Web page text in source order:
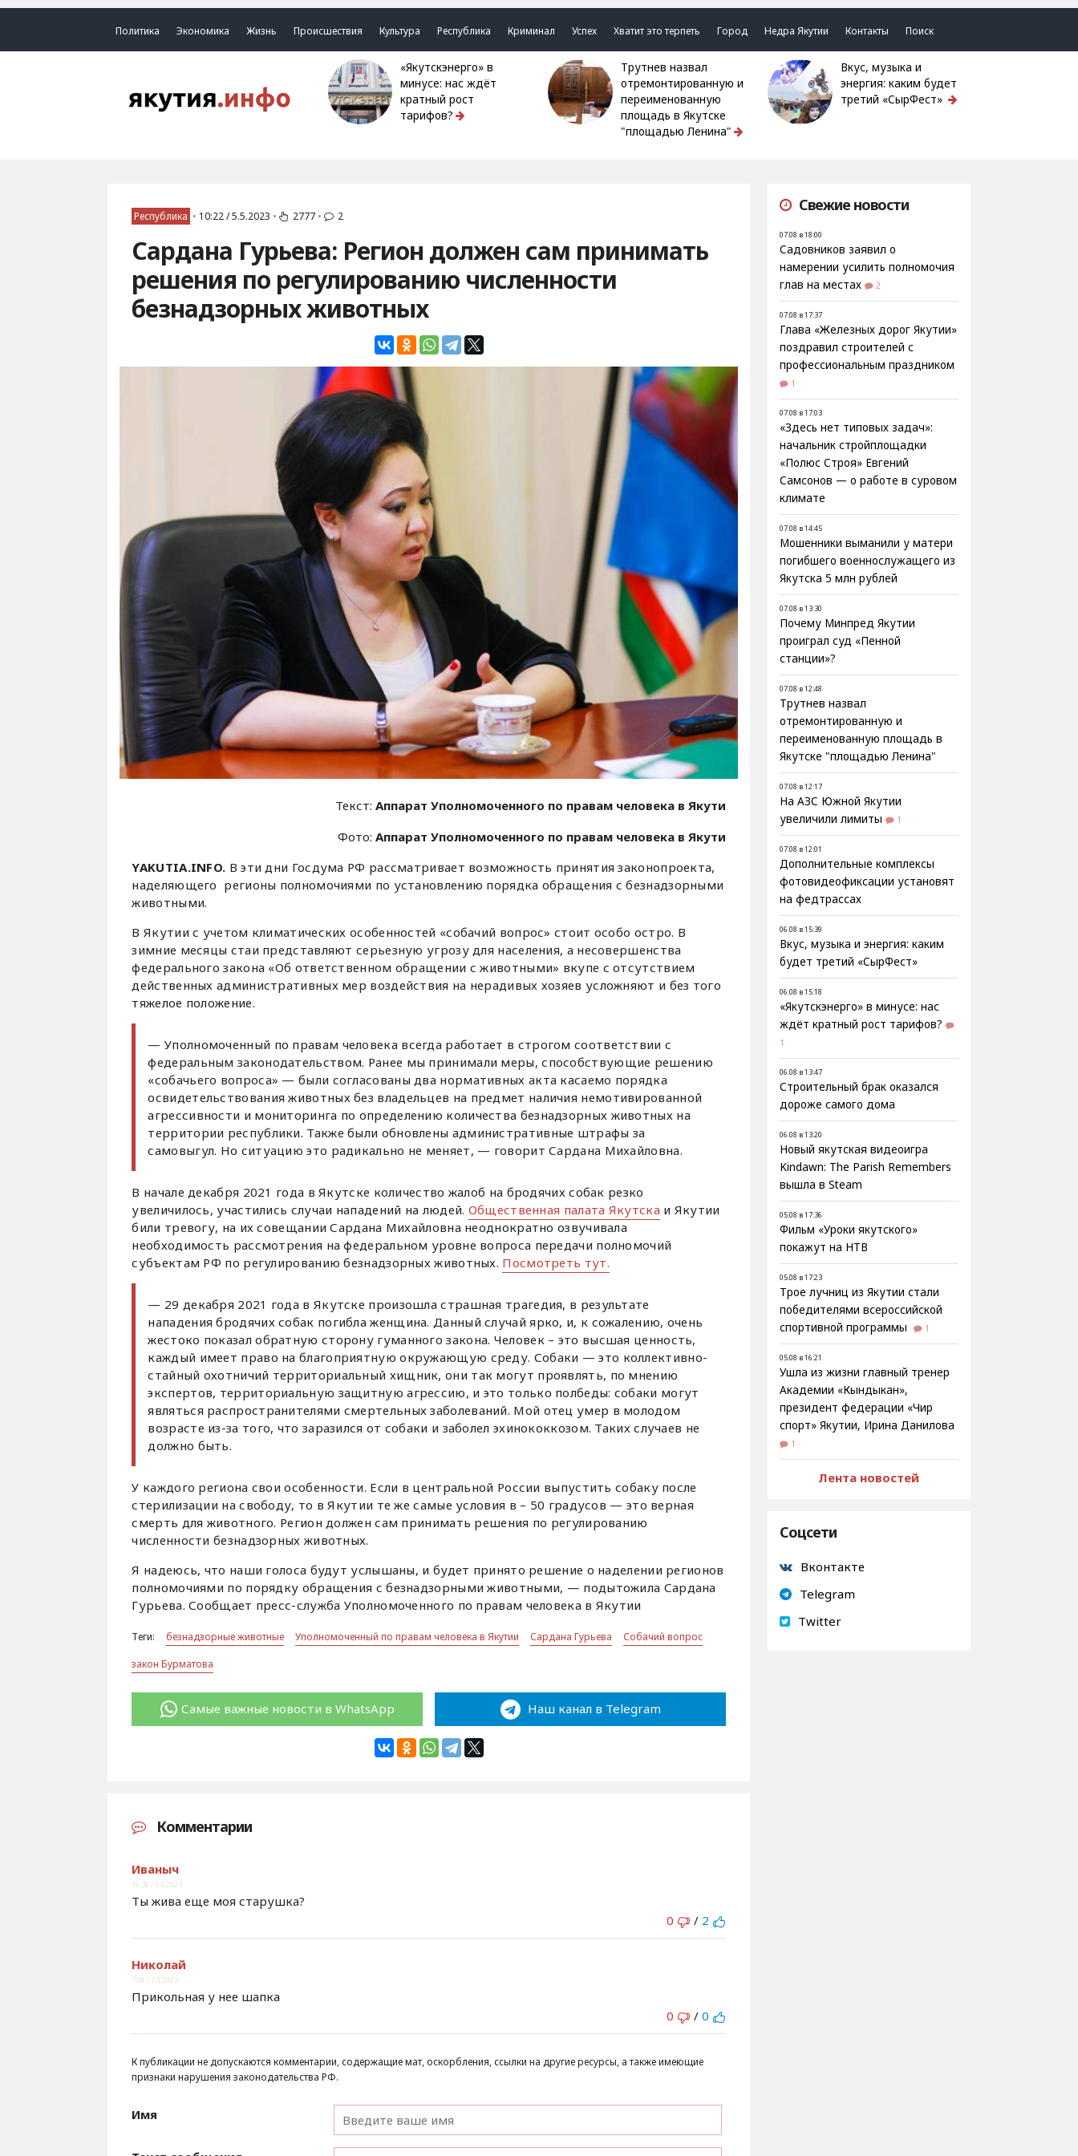
Политика Экономика Жизнь Происшествия Культура Республика Криминал Успех Хватит это терпеть Город Недра Якутии Контакты Поиск
«Якутскэнерго» в
минусе: нас ждёт
кратный рост
тарифов?
Трутнев назвал
отремонтированную и
переименованную
площадь в Якутске
"площадью Ленина"
Вкус, музыка и
энергия: каким будет
третий «СырФест»
Республика • 10:22 / 5.5.2023 • 2777 • 2
Сардана Гурьева: Регион должен сам принимать
решения по регулированию численности
безнадзорных животных
Текст:Аппарат Уполномоченного по правам человека в Якути
Фото:Аппарат Уполномоченного по правам человека в Якути
YAKUTIA.INFO. В эти дни Госдума РФ рассматривает возможность принятия законопроекта,
наделяющего ​ регионы полномочиями по установлению порядка обращения с безнадзорными
животными.
В Якутии с учетом климатических особенностей «собачий вопрос» стоит особо остро. В
зимние месяцы стаи представляют серьезную угрозу для населения, а несовершенства
федерального закона «Об ответственном обращении с животными» вкупе с отсутствием
действенных административных мер воздействия на нерадивых хозяев усложняют и без того
тяжелое положение.
— Уполномоченный по правам человека всегда работает в строгом соответствии с
федеральным законодательством. Ранее мы принимали меры, способствующие решению
«собачьего вопроса» — были согласованы два нормативных акта касаемо порядка
освидетельствования животных без владельцев на предмет наличия немотивированной
агрессивности и мониторинга по определению количества безнадзорных животных на
территории республики. Также были обновлены административные штрафы за
самовыгул. Но ситуацию это радикально не меняет, — говорит Сардана Михайловна.
В начале декабря 2021 года в Якутске количество жалоб на бродячих собак резко
увеличилось, участились случаи нападений на людей. Общественная палата Якутска и Якутии
били тревогу, на их совещании Сардана Михайловна неоднократно озвучивала
необходимость рассмотрения на федеральном уровне вопроса передачи полномочий
субъектам РФ по регулированию безнадзорных животных. Посмотреть тут.
— 29 декабря 2021 года в Якутске произошла страшная трагедия, в результате
нападения бродячих собак погибла женщина. Данный случай ярко, и, к сожалению, очень
жестоко показал обратную сторону гуманного закона. Человек – это высшая ценность,
каждый имеет право на благоприятную окружающую среду. Собаки — это коллективно-
стайный охотничий территориальный хищник, они так могут проявлять, по мнению
экспертов, территориальную защитную агрессию, и это только полбеды: собаки могут
являться распространителями смертельных заболеваний. Мой отец умер в молодом
возрасте из-за того, что заразился от собаки и заболел эхинококкозом. Таких случаев не
должно быть.
У каждого региона свои особенности. Если в центральной России выпустить собаку после
стерилизации на свободу, то в Якутии те же самые условия в – 50 градусов — это верная
смерть для животного. Регион должен сам принимать решения по регулированию
численности безнадзорных животных.
Я надеюсь, что наши голоса будут услышаны, и будет принято решение о наделении регионов
полномочиями по порядку обращения с безнадзорными животными, — подытожила Сардана
Гурьева. Сообщает пресс-служба Уполномоченного по правам человека в Якутии
Теги: безнадзорные животные Уполномоченный по правам человека в Якутии Сардана Гурьева
Собачий вопрос
закон Бурматова
Самые важные новости в WhatsApp Наш канал в Telegram
Комментарии
Иваныч
16:38 / 5.5.2023
Ты жива еще моя старушка?
0
/ 2
Николай
7:08 / 7.5.2023
Прикольная у нее шапка
0
/ 0
К публикации не допускаются комментарии, содержащие мат, оскорбления, ссылки на другие ресурсы, а также имеющие
признаки нарушения законодательства РФ.
Имя
Свежие новости
07.08 в 18:00
Садовников заявил о
намерении усилить полномочия
глав на местах
2
07.08 в 17:37
Глава «Железных дорог Якутии»
поздравил строителей с
профессиональным праздником
1
07.08 в 17:03
«Здесь нет типовых задач»:
начальник стройплощадки
«Полюс Строя» Евгений
Самсонов — о работе в суровом
климате
07.08 в 14:45
Мошенники выманили у матери
погибшего военнослужащего из
Якутска 5 млн рублей
07.08 в 13:30
Почему Минпред Якутии
проиграл суд «Пенной
станции»?
07.08 в 12:48
Трутнев назвал
отремонтированную и
переименованную площадь в
Якутске "площадью Ленина"
07.08 в 12:17
На АЗС Южной Якутии
увеличили лимиты
1
07.08 в 12:01
Дополнительные комплексы
фотовидеофиксации установят
на федтрассах
06.08 в 15:39
Вкус, музыка и энергия: каким
будет третий «СырФест»
06.08 в 15:18
«Якутскэнерго» в минусе: нас
ждёт кратный рост тарифов?
1
06.08 в 13:47
Строительный брак оказался
дороже самого дома
06.08 в 13:20
Новый якутская видеоигра
Kindawn: The Parish Remembers
вышла в Steam
05.08 в 17:36
Фильм «Уроки якутского»
покажут на НТВ
05.08 в 17:23
Трое лучниц из Якутии стали
победителями всероссийской
спортивной программы
1
05.08 в 16:21
Ушла из жизни главный тренер
Академии «Кындыкан»,
президент федерации «Чир
спорт» Якутии, Ирина Данилова
1
Лента новостей
Соцсети
Вконтакте
Telegram
Twitter